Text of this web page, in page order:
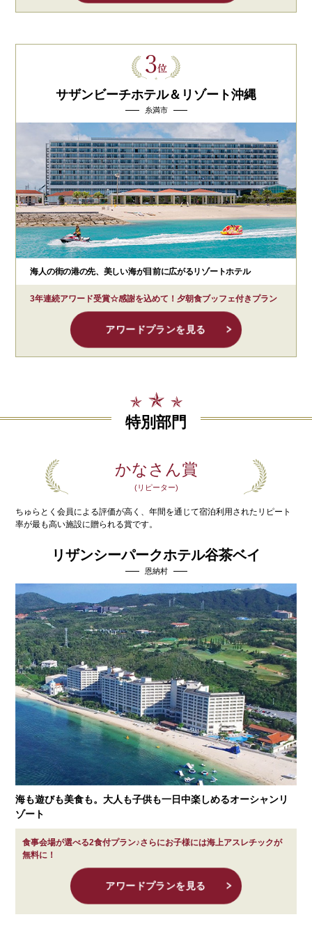
サザンビーチホテル＆リゾート沖縄
糸満市
海人の街の港の先、美しい海が目前に広がるリゾートホテル
3年連続アワード受賞☆感謝を込めて！夕朝食ブッフェ付きプラン
アワードプランを見る
特別部門
かなさん賞
(リピーター)
ちゅらとく会員による評価が高く、年間を通じて宿泊利用された リピート
率が最も高い施設に贈られる賞です。
リザンシーパークホテル谷茶ベイ
恩納村
海も遊びも美食も。大人も子供も一日中楽しめるオーシャンリ
ゾート
食事会場が選べる2食付プラン♪さらにお子様には海上アスレチックが
無料に！
アワードプランを見る